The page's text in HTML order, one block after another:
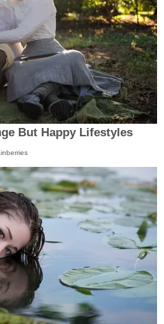
But Happy Lifestyles